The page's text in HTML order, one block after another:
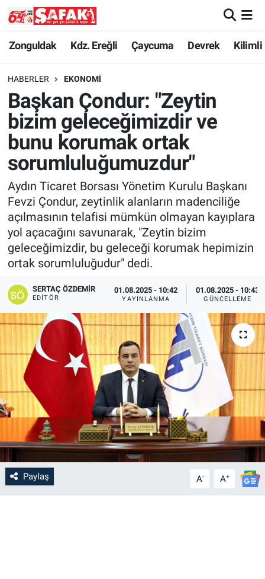
Zonguldak Kdz. Ereğli Çaycuma Devrek Kilimli
HABERLER EKONOMI
Başkan Çondur: "Zeytin
bizim geleceğimizdir ve
bunu korumak ortak
sorumluluğumuzdur"
Aydın Ticaret Borsası Yönetim Kurulu Başkanı
Fevzi Çondur, zeytinlik alanların madenciliğe
açılmasının telafisi mümkün olmayan kayıplara
yol açacağını savunarak, "Zeytin bizim
geleceğimizdir, bu geleceği korumak hepimizin
ortak sorumluluğudur" dedi.
SERTAÇ ÖZDEMIR
EDITÖR
01.08.2025 - 10:42
YAYINLANMA
01.08.2025 - 10:43
GÜNCELLEME
Paylaş A- A+
Zonguldak
Kdz. Ereğli
Çaycuma
Devrek
Kilimli
Asayiş
Resmi İlan
Zonguldak Nöbetçi Eczaneler
Zonguldak Hava Durumu
Zonguldak Namaz Vakitleri
Zonguldak Trafik Yoğunluk Haritası
Süper Lig Puan Durumu ve Fikstür
Tüm Manşetler
Son Dakika Haberleri
Haber Arşivi